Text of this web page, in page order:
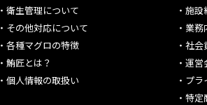
・衛生管理について
・ その他対応について
・各種マグロの特徴
・鮪匠とは？
・個人情報の取扱い
・施設
・ 業務
・社会
・運営
・ プラ
・特定